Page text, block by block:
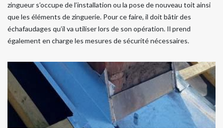
zingueur s’occupe de l’installation ou la pose de nouveau toit ainsi
que les éléments de zinguerie. Pour ce faire, il doit bâtir des
échafaudages qu’il va utiliser lors de son opération. Il prend
également en charge les mesures de sécurité nécessaires.